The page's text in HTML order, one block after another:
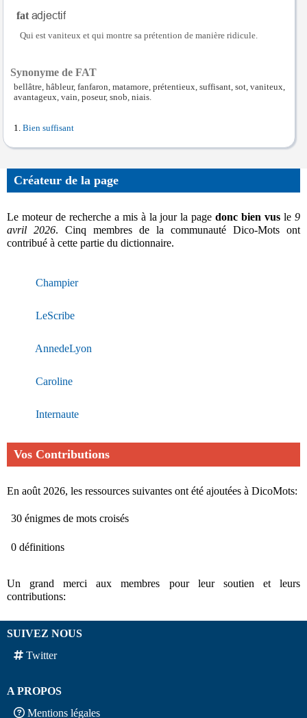
fat
Qui est vaniteux et qui montre sa prétention de manière ridicule.
Synonyme de FAT
bellâtre, hâbleur, fanfaron, matamore, prétentieux, suffisant, sot, vaniteux,
avantageux, vain, poseur, snob, niais.
Bien suffisant
Créateur de la page
Le moteur de recherche a mis à la jour la pagedonc bien vus le9
avril 2026. Cinq membres de la communauté Dico-Mots ont
contribué à cette partie du dictionnaire.
Champier
LeScribe
AnnedeLyon
Caroline
Internaute
Vos Contributions
En août 2026, les ressources suivantes ont été ajoutées à DicoMots:
30 énigmes de mots croisés
0 définitions
Un grand merci aux membres pour leur soutien et leurs
contributions:
SUIVEZ NOUS
Twitter
A PROPOS
Mentions légales